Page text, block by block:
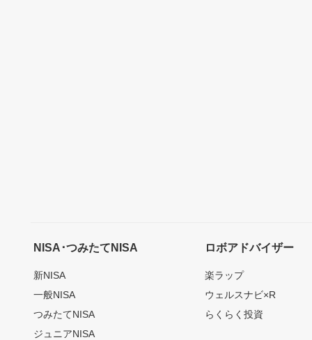
NISA･つみたてNISA
新NISA
一般NISA
つみたてNISA
ジュニアNISA
ロボアドバイザー
楽ラップ
ウェルスナビ×R
らくらく投資